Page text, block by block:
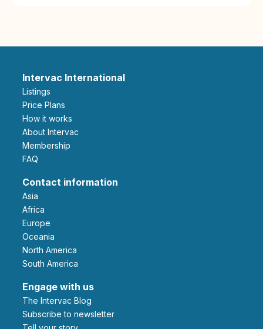
Intervac International
Listings
Price Plans
How it works
About Intervac
Membership
FAQ
Contact information
Asia
Africa
Europe
Oceania
North America
South America
Engage with us
The Intervac Blog
Subscribe to newsletter